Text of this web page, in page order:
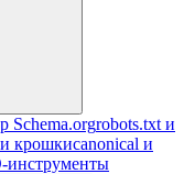
Schema.orgrobots.txt и
крошкиcanonical и
инструменты